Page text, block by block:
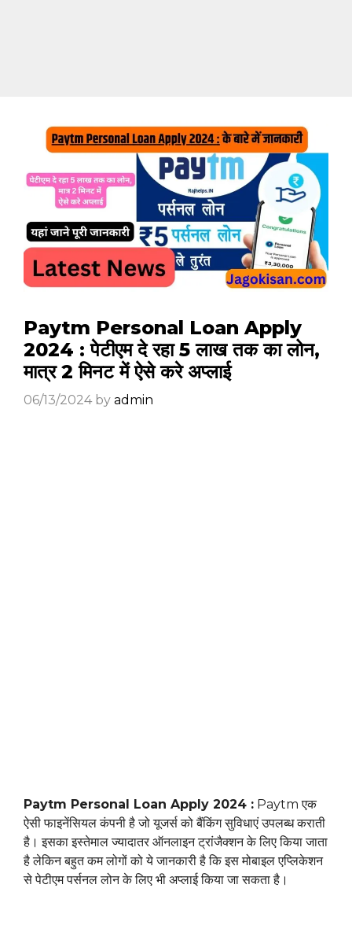
Paytm Personal Loan Apply
2024 : पेटीएम दे रहा 5 लाख तक का लोन,
मात्र 2 मिनट में ऐसे करे अप्लाई
06/13/2024 by admin
Paytm Personal Loan Apply 2024 : Paytm एक
ऐसी फाइनेंसियल कंपनी है जो यूजर्स को बैंकिंग सुविधाएं उपलब्ध कराती
है। इसका इस्तेमाल ज्यादातर ऑनलाइन ट्रांजैक्शन के लिए किया जाता
है लेकिन बहुत कम लोगों को ये जानकारी है कि इस मोबाइल एप्लिकेशन
से पेटीएम पर्सनल लोन के लिए भी अप्लाई किया जा सकता है।